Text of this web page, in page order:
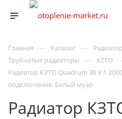
Главная — Каталог —
Трубчатые радиаторы — KZTO
Радиатор КЗТО Quadrum 30 V 1
подключение, Белый муар
Радиатор